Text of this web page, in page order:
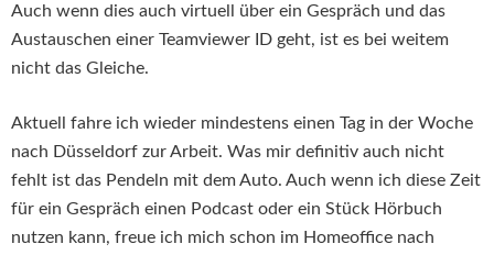
Auch wenn dies auch virtuell über ein Gespräch und das
Austauschen einer Teamviewer ID geht, ist es bei weitem
nicht das Gleiche.
Aktuell fahre ich wieder mindestens einen Tag in der Woche
nach Düsseldorf zur Arbeit. Was mir definitiv auch nicht
fehlt ist das Pendeln mit dem Auto. Auch wenn ich diese Zeit
für ein Gespräch einen Podcast oder ein Stück Hörbuch
nutzen kann, freue ich mich schon im Homeoffice nach